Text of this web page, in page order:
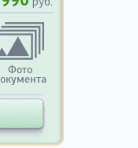
Фото